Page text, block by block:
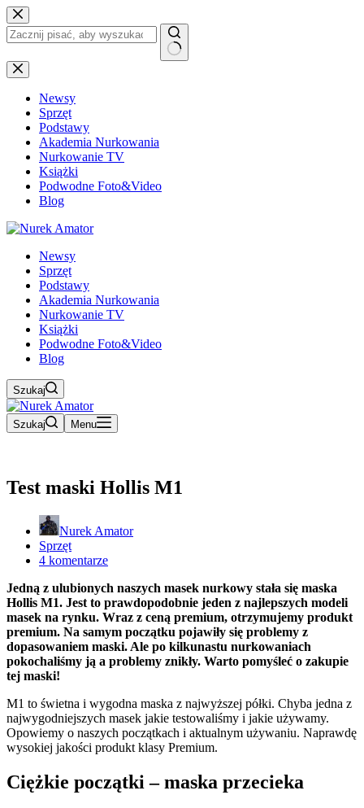
Przejdź
do
treści
Brak
wyników
Newsy
Sprzęt
Podstawy
Akademia Nurkowania
Nurkowanie TV
Książki
Podwodne Foto&Video
Blog
Newsy
Sprzęt
Podstawy
Akademia Nurkowania
Nurkowanie TV
Książki
Podwodne Foto&Video
Blog
Szukaj
Szukaj Menu
Test maski Hollis M1
Nurek Amator
Sprzęt
4 komentarze
Jedną z ulubionych naszych masek nurkowy stała się maska
Hollis M1. Jest to prawdopodobnie jeden z najlepszych modeli
masek na rynku. Wraz z ceną premium, otrzymujemy produkt
premium. Na samym początku pojawiły się problemy z
dopasowaniem maski. Ale po kilkunastu nurkowaniach
pokochaliśmy ją a problemy znikły. Warto pomyśleć o zakupie
tej maski!
M1 to świetna i wygodna maska z najwyższej półki. Chyba jedna z
najwygodniejszych masek jakie testowaliśmy i jakie używamy.
Opowiemy o naszych początkach i aktualnym używaniu. Naprawdę
wysokiej jakości produkt klasy Premium.
Ciężkie początki – maska przecieka